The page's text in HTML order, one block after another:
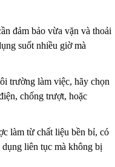
đảm bảo vừa vặn và thoải
suốt nhiều giờ mà
trường làm việc, hãy chọn
chống trượt, hoặc
làm từ chất liệu bền bỉ, có
liên tục mà không bị